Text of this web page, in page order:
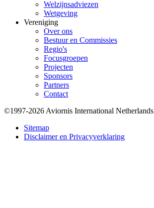
Welzijnsadviezen
Wetgeving
Vereniging
Over ons
Bestuur en Commissies
Regio's
Focusgroepen
Projecten
Sponsors
Partners
Contact
Bottom
©1997-2026 Aviornis International Netherlands
Sitemap
Disclaimer en Privacyverklaring